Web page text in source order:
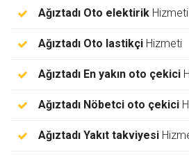
Ağıztadı Oto elektirik Hizmeti
Ağıztadı Oto lastikçi Hizmeti
Ağıztadı En yakın oto çekici
Ağıztadı Nöbetci oto çekici
Ağıztadı Yakıt takviyesi